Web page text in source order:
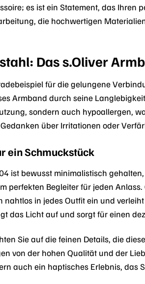
es ist ein Statement, das
die hochwertigen
Das s.Oliver
für die gelungene
Armband durch seine
sondern auch hypoallergen,
über Irritationen oder
ein Schmuckstück
ist bewusst minimalistisch
perfekten Begleiter für jeden
in jedes Outfit ein und
das Licht auf und sorgt für einen
Sie auf die feinen Details, die
von der hohen Qualität und der
auch ein haptisches Erlebnis, das